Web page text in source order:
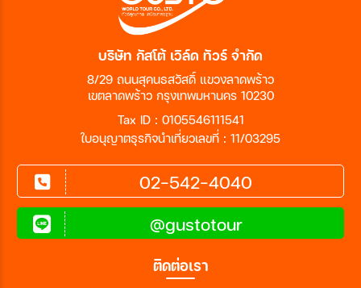
บริษัท กัสโต้ เวิล์ด ทัวร์ จำกัด
8/29 ถนนสุคนธสวัสดิ์ แขวงลาดพร้าว
เขตลาดพร้าว กรุงเทพมหานคร 10230
Tax ID : 0105546111541
ใบอนุญาตธุรกิจนำเที่ยวเลขที่ : 11/03295
02-542-4040
@gustotour
ติดต่อเรา